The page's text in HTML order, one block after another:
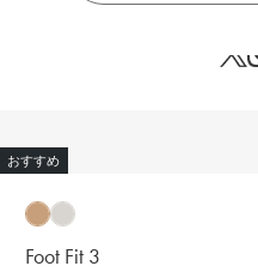
おすすめ
Foot Fit 3